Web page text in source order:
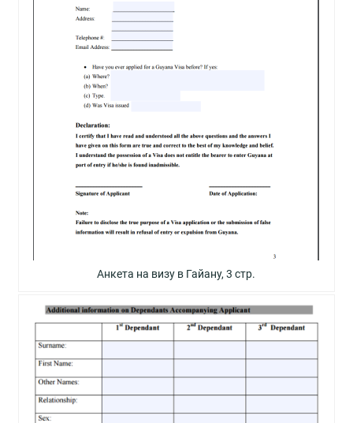
Анкета на визу в Гайану, 3 стр.